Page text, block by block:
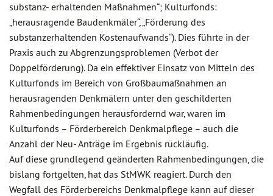
substanz- erhaltenden Maßnahmen“; Kulturfonds:
„herausragende Baudenkmäler“, „Förderung des
substanzerhaltenden Kostenaufwands“). Dies führte in der
Praxis auch zu Abgrenzungsproblemen (Verbot der
Doppelförderung). Da ein effektiver Einsatz von Mitteln des
Kulturfonds im Bereich von Großbaumaßnahmen an
herausragenden Denkmälern unter den geschilderten
Rahmenbedingungen herausfordernd war, waren im
Kulturfonds – Förderbereich Denkmalpflege – auch die
Anzahl der Neu- Anträge im Ergebnis rückläufig.
Auf diese grundlegend geänderten Rahmenbedingungen, die
bislang fortgelten, hat das StMWK reagiert. Durch den
Wegfall des Förderbereichs Denkmalpflege kann auf dieser